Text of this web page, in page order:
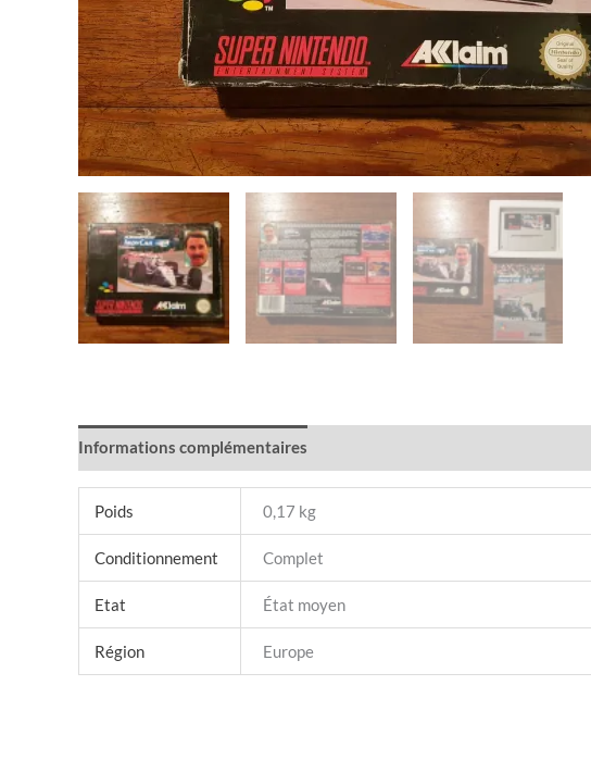
Informations complémentaires
Poids 0,17 kg
Conditionnement Complet
Etat État moyen
Région Europe